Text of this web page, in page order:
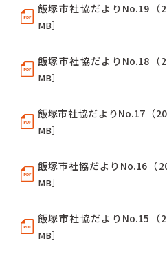
飯塚市社協だよりNo.19（
MB］
飯塚市社協だよりNo.18（
MB］
飯塚市社協だよりNo.17（
MB］
飯塚市社協だよりNo.16（
MB］
飯塚市社協だよりNo.15（
MB］